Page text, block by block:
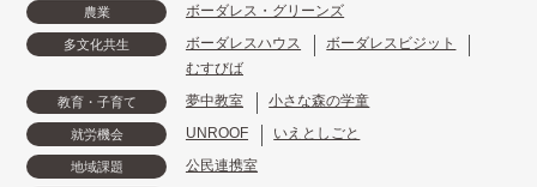
農業 ボーダレス・グリーンズ
多文化共生 ボーダレスハウス
ボーダレスビジット
むすびば
教育・子育て 夢中教室 小さな森の学童
就労機会 UNROOF いえとしごと
地域課題 公民連携室